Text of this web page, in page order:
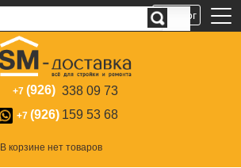
+7 (926) 338 09 73
+7 (926) 159 53 68
В корзине нет товаров
Каталог